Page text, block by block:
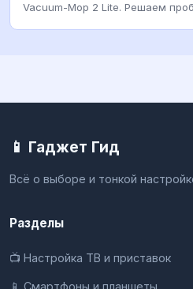
Vacuum-Mop 2 Lite. Решаем
📱 Гаджет Гид
Всё о выборе и тонкой
Разделы
📺 Настройка ТВ и приставок